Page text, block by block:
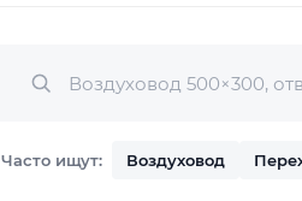
Часто ищут: Воздуховод